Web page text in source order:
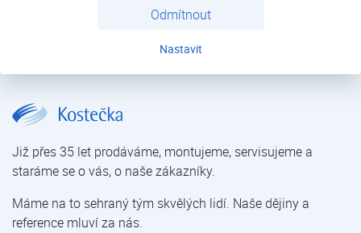
Odmítnout
Nastavit
Již přes 35 let prodáváme, montujeme, servisujeme a
staráme se o vás, o naše zákazníky.
Máme na to sehraný tým skvělých lidí. Naše dějiny a
reference mluví za nás.